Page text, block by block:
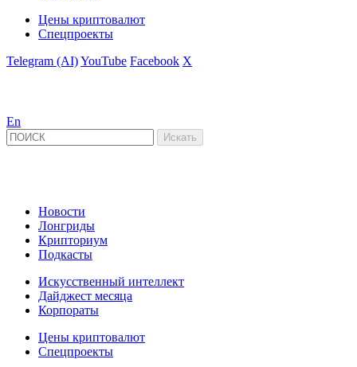
Цены криптовалют
Спецпроекты
Telegram (AI)YouTube Facebook X
En
Новости
Лонгриды
Крипториум
Подкасты
Искусственный интеллект
Дайджест месяца
Корпораты
Цены криптовалют
Спецпроекты